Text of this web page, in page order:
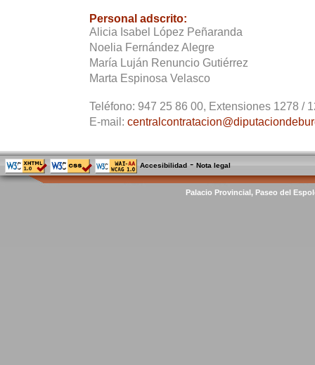
Personal adscrito:
Alicia Isabel López Peñaranda
Noelia Fernández Alegre
María Luján Renuncio Gutiérrez
Marta Espinosa Velasco
Teléfono: 947 25 86 00, Extensiones 1278 /
E-mail:
Accesibilidad -Nota legal
Palacio Provincial, Paseo del